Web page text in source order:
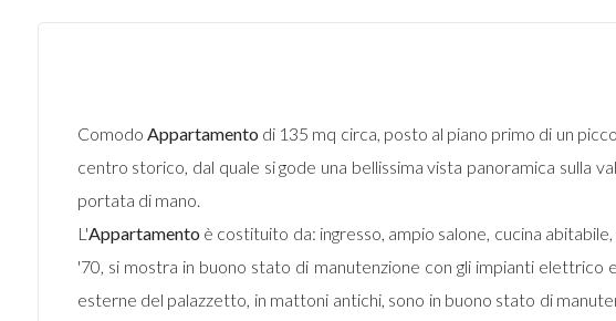
Comodo Appartamento di 135 mq circa, posto al piano primo di un
centro storico, dal quale si gode una bellissima vista panoramica sulla
portata di mano.
L'Appartamento è costituito da: ingresso, ampio salone, cucina
'70, si mostra in buono stato di manutenzione con gli impianti
esterne del palazzetto, in mattoni antichi, sono in buono stato di